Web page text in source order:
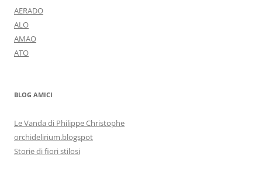
AERADO
ALO
AMAO
ATO
BLOG AMICI
Le Vanda di Philippe Christophe
orchidelirium.blogspot
Storie di fiori stilosi